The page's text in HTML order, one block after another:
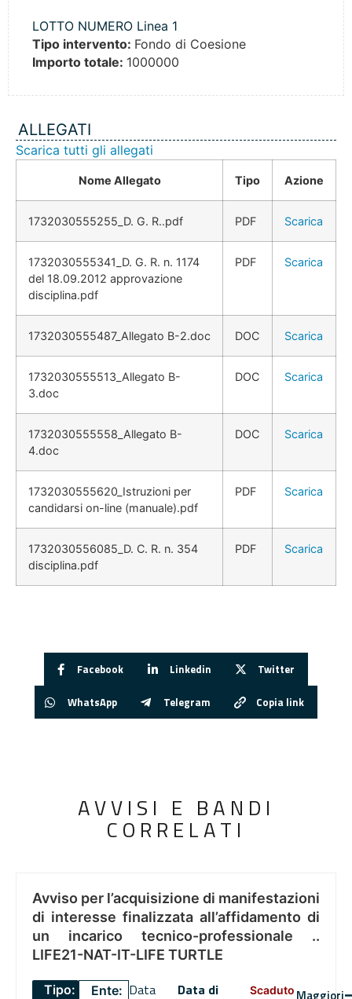
LOTTO NUMERO Linea 1
Tipo intervento: Fondo di Coesione
Importo totale: 1000000
ALLEGATI
Scarica tutti gli allegati
Nome Allegato Tipo Azione
1732030555255_D. G. R..pdf PDF Scarica
1732030555341_D. G. R. n. 1174
del 18.09.2012 approvazione
disciplina.pdf
PDF Scarica
1732030555487_Allegato B-2.doc DOC Scarica
1732030555513_Allegato B-
3.doc
DOC Scarica
1732030555558_Allegato B-
4.doc
DOC Scarica
1732030555620_Istruzioni per
candidarsi on-line (manuale).pdf
PDF Scarica
1732030556085_D. C. R. n. 354
disciplina.pdf
PDF Scarica
Facebook Linkedin Twitter
WhatsApp Telegram Copia link
AVVISI E BANDI
CORRELATI
Avviso per l’acquisizione di manifestazioni
di interesse finalizzata all’affidamento di
un incarico tecnico-professionale ..
LIFE21-NAT-IT-LIFE TURTLE
Tipo: Ente: Data Data di Scaduto